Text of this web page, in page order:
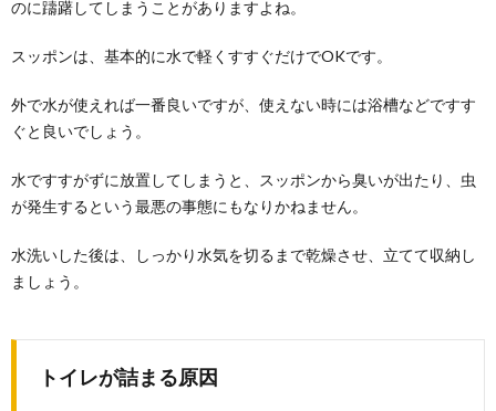
のに躊躇してしまうことがありますよね。
スッポンは、基本的に水で軽くすすぐだけでOKです。
外で水が使えれば一番良いですが、使えない時には浴槽などですす
ぐと良いでしょう。
水ですすがずに放置してしまうと、スッポンから臭いが出たり、虫
が発生するという最悪の事態にもなりかねません。
水洗いした後は、しっかり水気を切るまで乾燥させ、立てて収納し
ましょう。
トイレが詰まる原因